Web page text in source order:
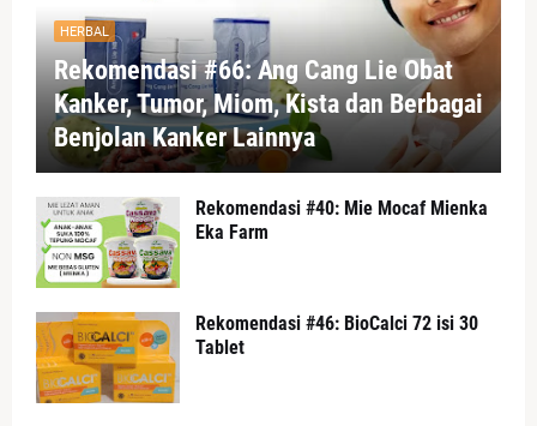
HERBAL
Rekomendasi #66: Ang Cang Lie Obat
Kanker, Tumor, Miom, Kista dan Berbagai
Benjolan Kanker Lainnya
Rekomendasi #40: Mie Mocaf Mienka
Eka Farm
Rekomendasi #46: BioCalci 72 isi 30
Tablet